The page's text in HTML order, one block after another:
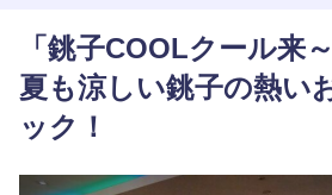
「銚子COOLクール来
夏も涼しい銚子の熱い
ック！